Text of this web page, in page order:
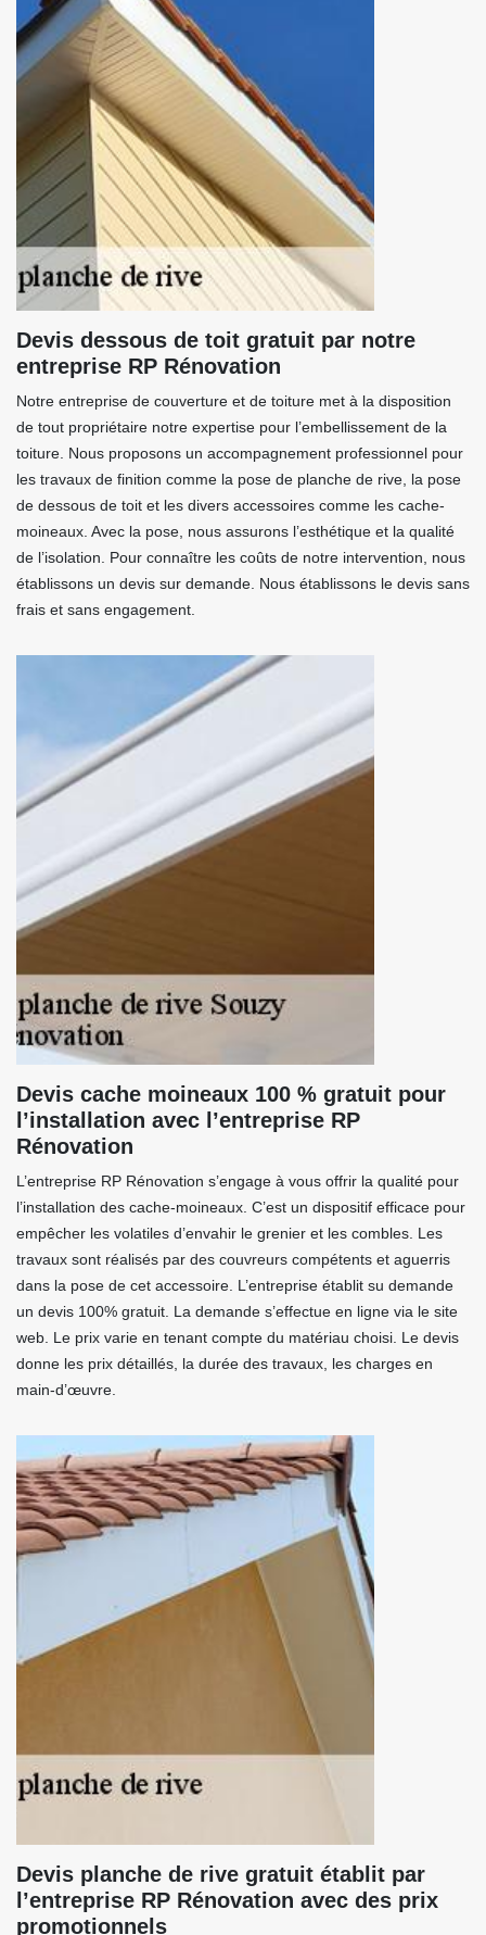
Devis dessous de toit gratuit par notre
entreprise RP Rénovation
Notre entreprise de couverture et de toiture met à la disposition
de tout propriétaire notre expertise pour l’embellissement de la
toiture. Nous proposons un accompagnement professionnel pour
les travaux de finition comme la pose de planche de rive, la pose
de dessous de toit et les divers accessoires comme les cache-
moineaux. Avec la pose, nous assurons l’esthétique et la qualité
de l’isolation. Pour connaître les coûts de notre intervention, nous
établissons un devis sur demande. Nous établissons le devis sans
frais et sans engagement.
Devis cache moineaux 100 % gratuit pour
l’installation avec l’entreprise RP
Rénovation
L’entreprise RP Rénovation s’engage à vous offrir la qualité pour
l’installation des cache-moineaux. C’est un dispositif efficace pour
empêcher les volatiles d’envahir le grenier et les combles. Les
travaux sont réalisés par des couvreurs compétents et aguerris
dans la pose de cet accessoire. L’entreprise établit su demande
un devis 100% gratuit. La demande s’effectue en ligne via le site
web. Le prix varie en tenant compte du matériau choisi. Le devis
donne les prix détaillés, la durée des travaux, les charges en
main-d’œuvre.
Devis planche de rive gratuit établit par
l’entreprise RP Rénovation avec des prix
promotionnels